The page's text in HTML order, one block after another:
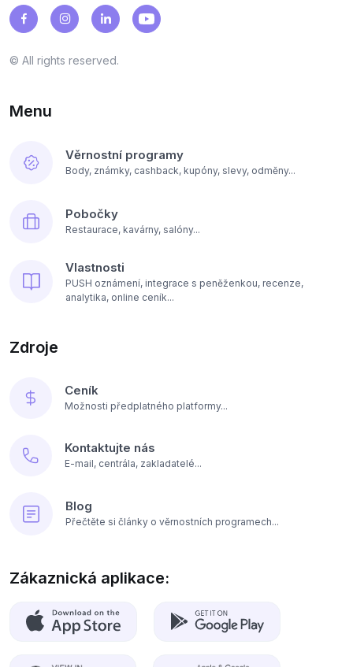
© All rights reserved.
Menu
Věrnostní programy
Body, známky, cashback, kupóny, slevy, odměny...
Pobočky
Restaurace, kavárny, salóny...
Vlastnosti
PUSH oznámení, integrace s peněženkou, recenze,
analytika, online ceník...
Zdroje
Ceník
Možnosti předplatného platformy...
Kontaktujte nás
E-mail, centrála, zakladatelé...
Blog
Přečtěte si články o věrnostních programech...
Zákaznická aplikace: